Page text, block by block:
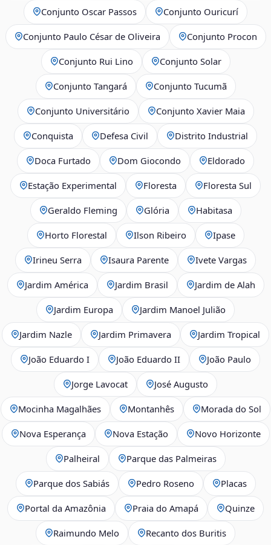
Conjunto Oscar Passos Conjunto Ouricurí
Conjunto Paulo César de Oliveira Conjunto Procon
Conjunto Rui Lino Conjunto Solar
Conjunto Tangará Conjunto Tucumã
Conjunto Universitário Conjunto Xavier Maia
Conquista Defesa Civil Distrito Industrial
Doca Furtado Dom Giocondo Eldorado
Estação Experimental Floresta Floresta Sul
Geraldo Fleming Glória Habitasa
Horto Florestal Ilson Ribeiro Ipase
Irineu Serra Isaura Parente Ivete Vargas
Jardim América Jardim Brasil Jardim de Alah
Jardim Europa Jardim Manoel Julião
Jardim Nazle Jardim Primavera Jardim Tropical
João Eduardo I João Eduardo II João Paulo
Jorge Lavocat José Augusto
Mocinha Magalhães Montanhês Morada do Sol
Nova Esperança Nova Estação Novo Horizonte
Palheiral Parque das Palmeiras
Parque dos Sabiás Pedro Roseno Placas
Portal da Amazônia Praia do Amapá Quinze
Raimundo Melo Recanto dos Buritis